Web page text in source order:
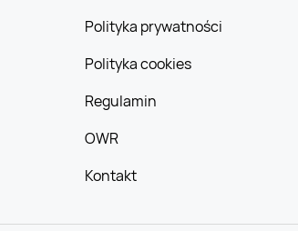
Polityka prywatności
Polityka cookies
Regulamin
OWR
Kontakt